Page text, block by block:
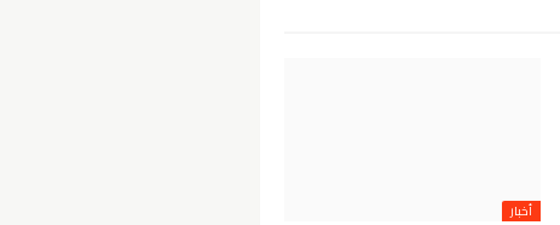
أخبار